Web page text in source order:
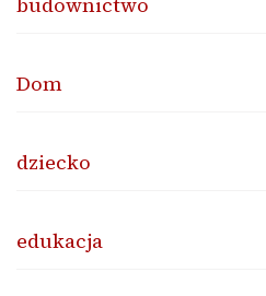
Dom
dziecko
edukacja